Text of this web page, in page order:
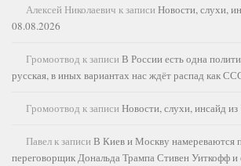
Алексей Николаевич к записи Новости, слухи,
08.08.2026
Громоотвод к записи В России есть одна
русская, в иных вариантах нас ждёт распад как
Громоотвод к записи Новости, слухи, инсайд
Павелк записи В Киев и Москву намереваются
переговорщик Дональда Трампа Стивен Уиткофф и